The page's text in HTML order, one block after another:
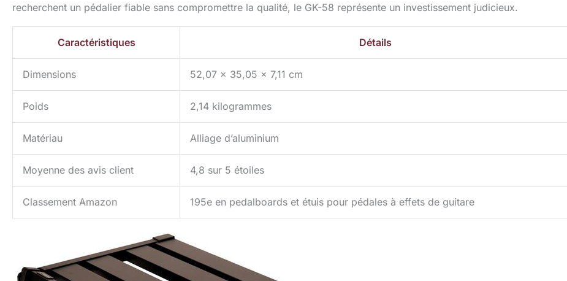
recherchent un pédalier fiable sans compromettre la qualité, le GK-58 représente un investissement judicieux.
Caractéristiques Détails
Dimensions 52,07 x 35,05 x 7,11 cm
Poids 2,14 kilogrammes
Matériau Alliage d’aluminium
Moyenne des avis client 4,8 sur 5 étoiles
Classement Amazon 195e en pedalboards et étuis pour pédales à effets de guitare